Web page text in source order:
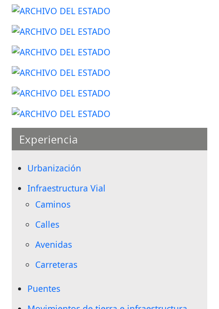
Experiencia
Urbanización
Infraestructura Vial
Caminos
Calles
Avenidas
Carreteras
Puentes